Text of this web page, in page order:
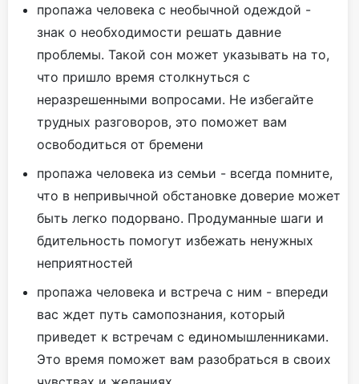
пропажа человека с необычной одеждой -
знак о необходимости решать давние
проблемы. Такой сон может указывать на то,
что пришло время столкнуться с
неразрешенными вопросами. Не избегайте
трудных разговоров, это поможет вам
освободиться от бремени
пропажа человека из семьи - всегда помните,
что в непривычной обстановке доверие может
быть легко подорвано. Продуманные шаги и
бдительность помогут избежать ненужных
неприятностей
пропажа человека и встреча с ним - впереди
вас ждет путь самопознания, который
приведет к встречам с единомышленниками.
Это время поможет вам разобраться в своих